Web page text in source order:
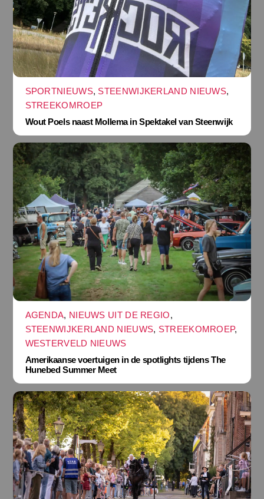
SPORTNIEUWS, STEENWIJKERLAND NIEUWS,
STREEKOMROEP
Wout Poels naast Mollema in Spektakel van Steenwijk
AGENDA, NIEUWS UIT DE REGIO,
STEENWIJKERLAND NIEUWS, STREEKOMROEP,
WESTERVELD NIEUWS
Amerikaanse voertuigen in de spotlights tijdens The
Hunebed Summer Meet